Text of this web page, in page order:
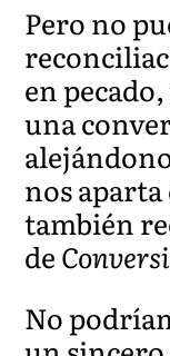
Pero no
en
una
nos aparta
también
de
No